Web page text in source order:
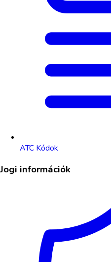
ATC Kódok
Jogi információk